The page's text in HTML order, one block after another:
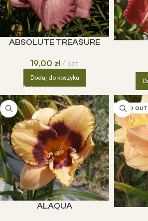
ABSOLUTE TREASURE
19,00 zł szt
Dodaj do koszyka
ALAQUA
SOLD OUT